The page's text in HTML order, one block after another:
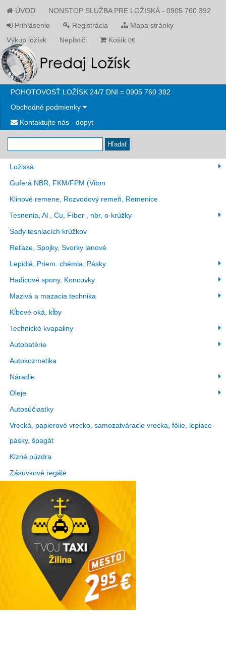
ÚVOD
NONSTOP SLUŽBA PRE LOŽISKÁ - 0905 760 392
Prihlásenie
Registrácia
Mapa stránky
Výkup ložísk
Neplatiči Košík 0€
POHOTOVOSŤ LOŽÍSK 24/7 DNI = 0905 760 392
Obchodné podmienky
Kontaktujte nás - dopyt
Hľadať
Ložiská
Guferá NBR, FKM/FPM (Viton
Klinové remene, Rozvodový remeň, Remenice
Tesnenia, Al , Cu, Fíber , nbr, o-krúžky
Sady tesniacích krúžkov
Reťaze, Spojky, Svorky lanové
Lepidlá, Priem. chémia, Pásky
Hadicové spony, Koncovky
Mazivá a mazacia technika
Kĺbové oká, kĺby
Technické kvapaliny
Autobatérie
Autokozmetika
Náradie
Oleje
Autosúčiastky
Vrecká, papierové vrecko, samozatváracie vrecka, fólie, lepiace
pásky, špagát
Klzné púzdra
Zásuvkové regále